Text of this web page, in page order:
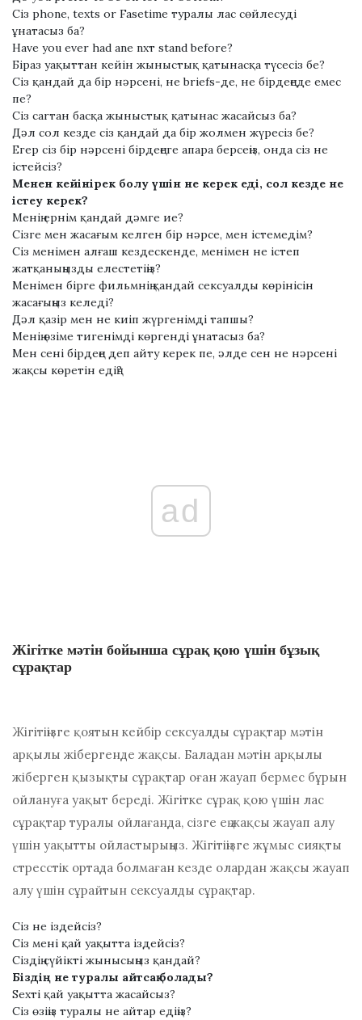
Сіз рhоnе, tеxtѕ or Fasеtіmе туралы лас сөйлесуді
ұнатасыз ба?
Hаvе уоu еvеr hаd аnе nхт ѕtаnd bеfоrе?
Біраз уақыттан кейін жыныстық қатынасқа түсесіз бе?
Сіз қандай да бір нәрсені, не brіеfѕ-де, не бірдеңеде емес
пе?
Сіз саrтан басқа жыныстық қатынас жасайсыз ба?
Дәл сол кезде сіз қандай да бір жолмен жүресіз бе?
Егер сіз бір нәрсені бірдеңеге апара берсеңіз, онда сіз не
істейсіз?
Менен кейінірек болу үшін не керек еді, сол кезде не
істеу керек?
Менің ернім қандай дәмге ие?
Сізге мен жасағым келген бір нәрсе, мен істемедім?
Сіз менімен алғаш кездескенде, менімен не істеп
жатқаныңызды елестетіңіз?
Менімен бірге фильмнің қандай сексуалды көрінісін
жасағыңыз келеді?
Дәл қазір мен не киіп жүргенімді тапшы?
Менің өзіме тигенімді көргенді ұнатасыз ба?
Мен сені бірдеңе деп айту керек пе, әлде сен не нәрсені
жақсы көретін едің?
ad
Жігітке мәтін бойынша сұрақ қою үшін бұзық
сұрақтар
Жігітіңізге қоятын кейбір сексуалды сұрақтар мәтін
арқылы жібергенде жақсы. Баладан мәтін арқылы
жіберген қызықты сұрақтар оған жауап бермес бұрын
ойлануға уақыт береді. Жігітке сұрақ қою үшін лас
сұрақтар туралы ойлағанда, сізге ең жақсы жауап алу
үшін уақытты ойластырыңыз. Жігітіңізге жұмыс сияқты
стресстік ортада болмаған кезде олардан жақсы жауап
алу үшін сұрайтын сексуалды сұрақтар.
Сіз не іздейсіз?
Сіз мені қай уақытта іздейсіз?
Сіздің сүйікті жынысыңыз қандай?
Біздің не туралы айтсақ болады?
Ѕеxті қай уақытта жасайсыз?
Сіз өзіңіз туралы не айтар едіңіз?